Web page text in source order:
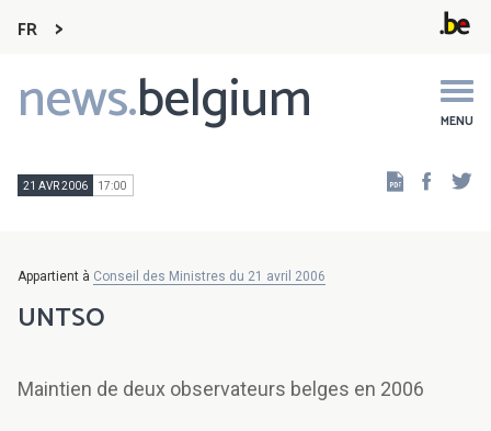
FR
news.belgium MENU
Main
navigation
21 AVR 2006 17:00
Appartient à Conseil des Ministres du 21 avril 2006
UNTSO
Maintien de deux observateurs belges en 2006